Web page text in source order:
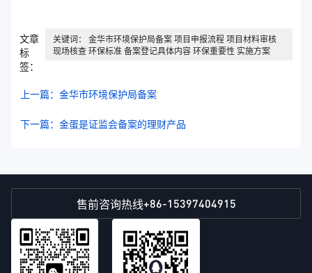
文章
标
签：
关键词： 金华市环境保护局备案 项目申报流程 项目材料审核
现场核查 环保标准 备案登记具体内容 环保重要性 实施方案
上一篇：金华市环境保护局备案
下一篇：金蛋是证监会备案的理财产品
售前咨询热线+86-15397404915